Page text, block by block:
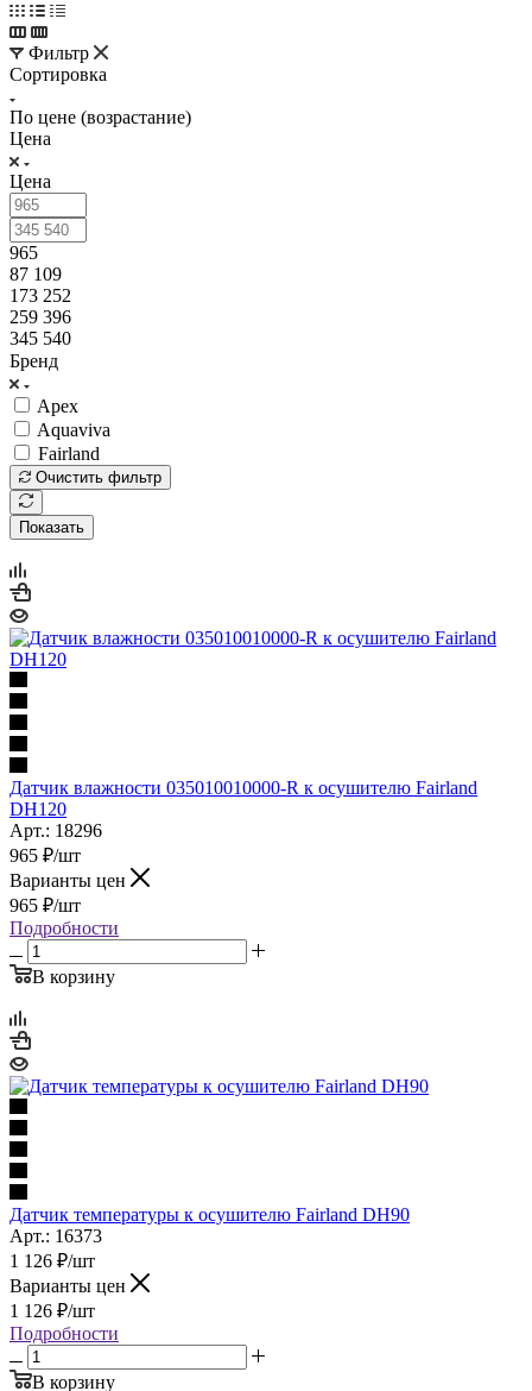
Фильтр
Сортировка
По цене (возрастание)
Цена
Цена
965
87 109
173 252
259 396
345 540
Бренд
Apex
Aquaviva
Fairland
Очистить фильтр
Показать
Датчик влажности 035010010000-R к осушителю Fairland
DH120
Арт.: 18296
965 ₽/шт
Варианты цен
965 ₽/шт
Подробности
В корзину
Датчик температуры к осушителю Fairland DH90
Арт.: 16373
1 126 ₽/шт
Варианты цен
1 126 ₽/шт
Подробности
В корзину